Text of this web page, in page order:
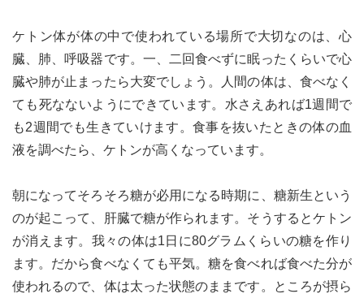
ケトン体が体の中で使われている場所で大切なのは、心
臓、肺、呼吸器です。一、二回食べずに眠ったくらいで心
臓や肺が止まったら大変でしょう。人間の体は、食べなく
ても死なないようにできています。水さえあれば1週間で
も2週間でも生きていけます。食事を抜いたときの体の血
液を調べたら、ケトンが高くなっています。
朝になってそろそろ糖が必用になる時期に、糖新生という
のが起こって、肝臓で糖が作られます。そうするとケトン
が消えます。我々の体は1日に80グラムくらいの糖を作り
ます。だから食べなくても平気。糖を食べれば食べた分が
使われるので、体は太った状態のままです。ところが摂ら